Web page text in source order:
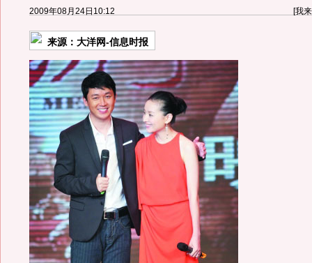
2009年08月24日10:12 [我
来源： 大洋网-信息时报